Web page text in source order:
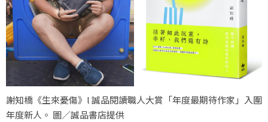
謝知橋《生來憂傷》l 誠品閱讀職人大賞「年度最期待作家」入圍
年度新人。 圖／誠品書店提供